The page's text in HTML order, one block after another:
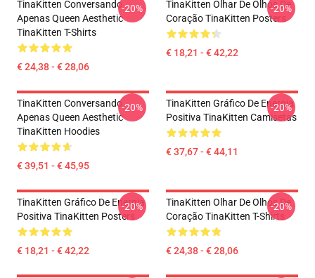
TinaKitten Conversando
Apenas Queen Aesthetic
TinaKitten T-Shirts
€ 24,38 - € 28,06
-20%
TinaKitten Olhar De Olhos De
Coração TinaKitten Posters
€ 18,21 - € 42,22
-20%
TinaKitten Conversando
Apenas Queen Aesthetic
TinaKitten Hoodies
€ 39,51 - € 45,95
-20%
TinaKitten Gráfico De Energia
Positiva TinaKitten Camisetas
€ 37,67 - € 44,11
-20%
TinaKitten Gráfico De Energia
Positiva TinaKitten Posters
€ 18,21 - € 42,22
-20%
TinaKitten Olhar De Olhos De
Coração TinaKitten T-Shirts
€ 24,38 - € 28,06
-20%